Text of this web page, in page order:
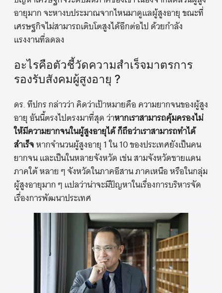
อายุมาก จะหางบประมาณจากไหนมาดูแลผู้สูงอายุ ขณะที่
เศรษฐกิจไม่สามารถเติบโตสูงได้อีกต่อไป ด้วยกำลัง
แรงงานที่ลดลง
อะไรคือตัวชี้วัดความสำเร็จมาตรการ
รองรับสังคมผู้สูงอายุ ?
ดร. ทีปกร กล่าวว่า คิดว่าเป้าหมายคือ ความยากจนของผู้สูง
อายุ อันนี้ตรงไปตรงมาที่สุด ว่าหากเราสามารถคุ้มครองไม่
ให้มีความยากจนในผู้สูงอายุได้ ก็ถือว่าเราสามารถทำได้
สำเร็จหากจำนวนผู้สูงอายุ 1 ใน 10 ของประเทศยังเป็นคน
ยากจน และเป็นในหลายจังหวัด เช่น สามจังหวัดชายแดน
ภาคใต้ หลาย ๆ จังหวัดในภาคอีสาน ภาคเหนือ หรือในกลุ่ม
ผู้สูงอายุมาก ๆ แปลว่าน่าจะมีปัญหาในเรื่องการบริหารจัด
เรื่องการพัฒนาประเทศ